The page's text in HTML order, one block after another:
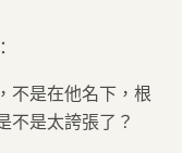
不是在他名下，根
不是太誇張了？